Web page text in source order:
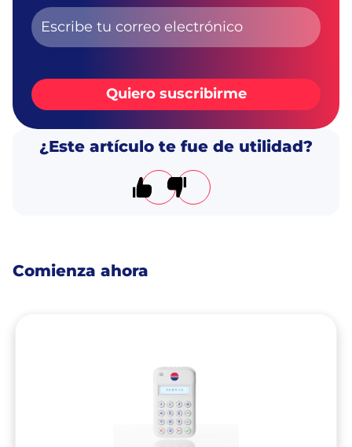
Quiero suscribirme
¿Este artículo te fue de utilidad?
El artículo me resultó útil
El artículo no me resultó útil
Comienza ahora